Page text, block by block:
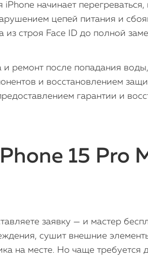
начинает
цепей питания и
строя Face ID до полной
ремонт после попадания
и восстановлением
гарантии и
15 Pro
заявку — и мастер
сушит внешние
на месте. Но чаще требуется